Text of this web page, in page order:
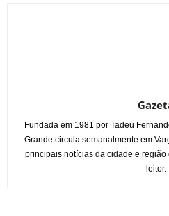
Fundada em 1981 por Tadeu
Grande circula semanalmente em
principais notícias da cidade e
leitor.